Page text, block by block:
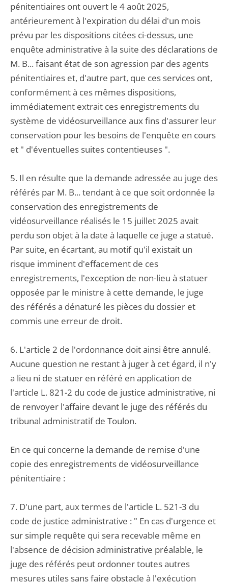
pénitentiaires ont ouvert le 4 août 2025,
antérieurement à l'expiration du délai d'un mois
prévu par les dispositions citées ci-dessus, une
enquête administrative à la suite des déclarations de
M. B... faisant état de son agression par des agents
pénitentiaires et, d'autre part, que ces services ont,
conformément à ces mêmes dispositions,
immédiatement extrait ces enregistrements du
système de vidéosurveillance aux fins d'assurer leur
conservation pour les besoins de l'enquête en cours
et " d'éventuelles suites contentieuses ".
5. Il en résulte que la demande adressée au juge des
référés par M. B... tendant à ce que soit ordonnée la
conservation des enregistrements de
vidéosurveillance réalisés le 15 juillet 2025 avait
perdu son objet à la date à laquelle ce juge a statué.
Par suite, en écartant, au motif qu'il existait un
risque imminent d'effacement de ces
enregistrements, l'exception de non-lieu à statuer
opposée par le ministre à cette demande, le juge
des référés a dénaturé les pièces du dossier et
commis une erreur de droit.
6. L'article 2 de l'ordonnance doit ainsi être annulé.
Aucune question ne restant à juger à cet égard, il n'y
a lieu ni de statuer en référé en application de
l'article L. 821-2 du code de justice administrative, ni
de renvoyer l'affaire devant le juge des référés du
tribunal administratif de Toulon.
En ce qui concerne la demande de remise d'une
copie des enregistrements de vidéosurveillance
pénitentiaire :
7. D'une part, aux termes de l'article L. 521-3 du
code de justice administrative : " En cas d'urgence et
sur simple requête qui sera recevable même en
l'absence de décision administrative préalable, le
juge des référés peut ordonner toutes autres
mesures utiles sans faire obstacle à l'exécution